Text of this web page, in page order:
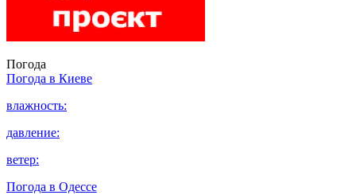
Погода
Погода в Киеве
влажность:
давление:
ветер:
Погода в Одессе